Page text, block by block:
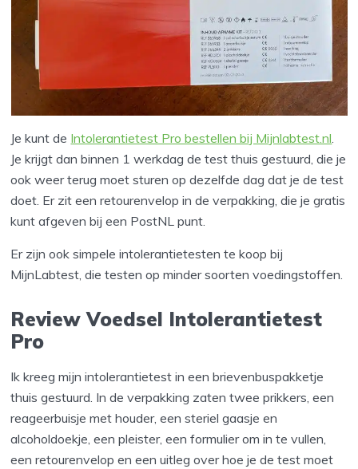
Je kunt de Intolerantietest Pro bestellen bij Mijnlabtest.nl.
Je krijgt dan binnen 1 werkdag de test thuis gestuurd, die je
ook weer terug moet sturen op dezelfde dag dat je de test
doet. Er zit een retourenvelop in de verpakking, die je gratis
kunt afgeven bij een PostNL punt.
Er zijn ook simpele intolerantietesten te koop bij
MijnLabtest, die testen op minder soorten voedingstoffen.
Review Voedsel Intolerantietest
Pro
Ik kreeg mijn intolerantietest in een brievenbuspakketje
thuis gestuurd. In de verpakking zaten twee prikkers, een
reageerbuisje met houder, een steriel gaasje en
alcoholdoekje, een pleister, een formulier om in te vullen,
een retourenvelop en een uitleg over hoe je de test moet